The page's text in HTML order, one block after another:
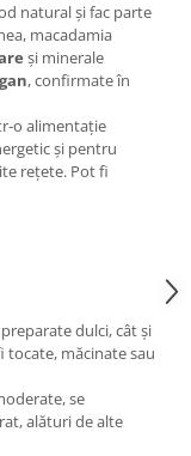
natural și fac parte
macadamia
și minerale
, confirmate în
o alimentație
și pentru
rețete. Pot fi
dulci, cât și
tocate, măcinate sau
se
alături de alte